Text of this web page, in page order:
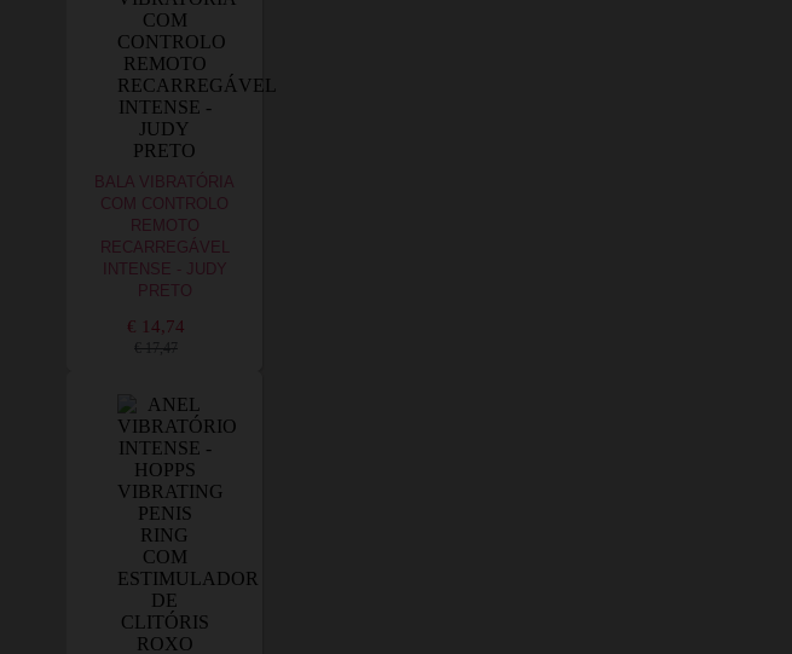
BALA VIBRATÓRIA
COM CONTROLO
REMOTO
RECARREGÁVEL
INTENSE - JUDY
PRETO
€ 14,74
€ 17,47